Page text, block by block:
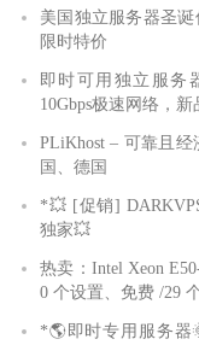
美国独立服务器圣诞
限时特价
即时可用独立服务
10Gbps极速网络，新
PLiKhost – 可靠且
国、德国
*💥 [促销]
独家💥
热卖：Intel Xeon
0 个设置、免费 /29
*🌎即时专用服务器